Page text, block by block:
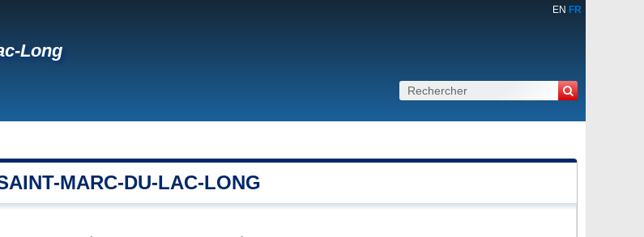
EN FR
Long
MARC-DU-LAC-LONG